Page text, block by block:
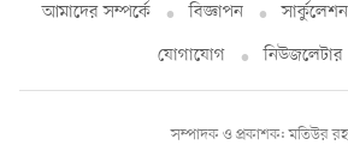
আমাদের সম্পর্কে বিজ্ঞাপন সার্কুলেশন
যোগাযোগ
নিউজলেটার
সম্পাদক ও প্রকাশক: মতিউর